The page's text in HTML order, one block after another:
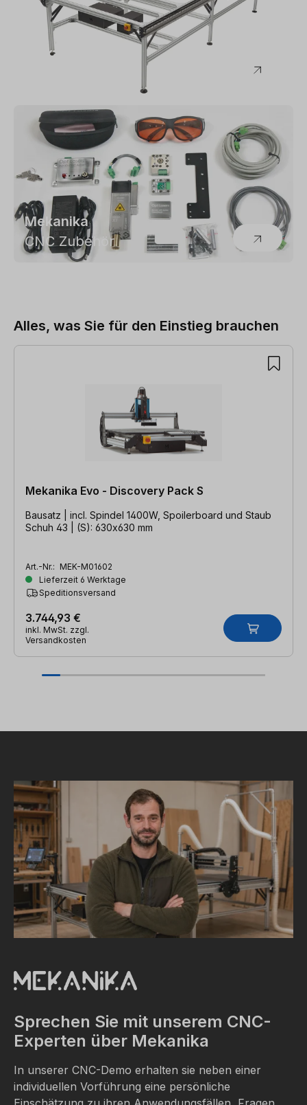
Mekanika
Mekanika
CNC Zubehör
Alles, was Sie für den Einstieg brauchen
Produktgalerie überspringen
Mekanika Evo - Discovery Pack S
Bausatz | incl. Spindel 1400W, Spoilerboard und Staub
Schuh 43 | (S): 630x630 mm
Art.-Nr.: MEK-M01602
Lieferzeit 6 Werktage
Speditionsversand
3.744,93 €
inkl. MwSt. zzgl.
Versandkosten
Sprechen Sie mit unserem CNC-
Experten über Mekanika
In unserer CNC-Demo erhalten sie neben einer
individuellen Vorführung eine persönliche